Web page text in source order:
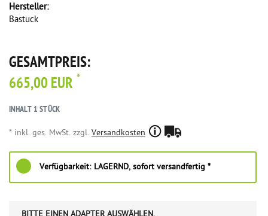
Hersteller:
Bastuck
GESAMTPREIS:
665,00 EUR *
INHALT 1STÜCK
* inkl. ges. MwSt. zzgl. Versandkosten
Verfügbarkeit: LAGERND, sofort versandfertig *